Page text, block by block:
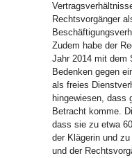
Rechtsvorgänger
Zudem habe der
Jahr 2014 mit dem
Bedenken gegen
als freies
hingewiesen, dass
Betracht komme.
dass sie zu etwa
der Klägerin und
und der